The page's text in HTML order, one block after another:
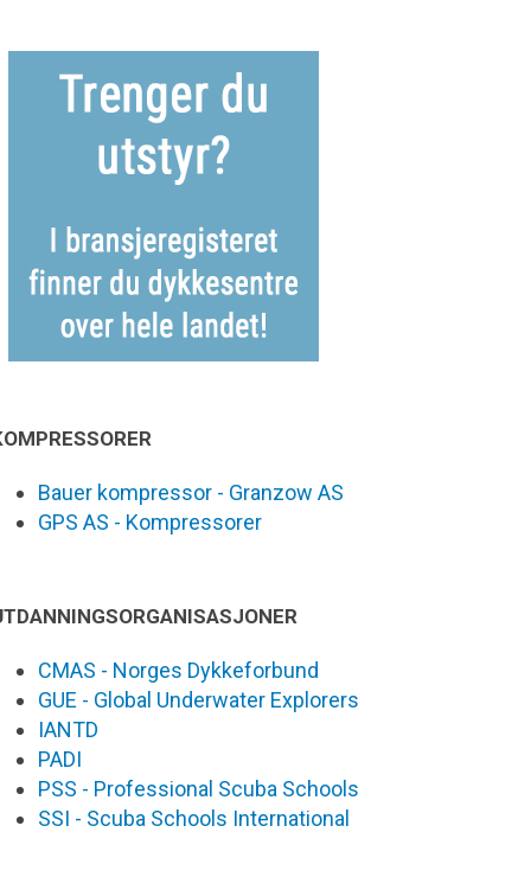
Bauer kompressor - Granzow AS
GPS AS - Kompressorer
CMAS - Norges Dykkeforbund
GUE - Global Underwater Explorers
IANTD
PADI
PSS - Professional Scuba Schools
SSI - Scuba Schools International